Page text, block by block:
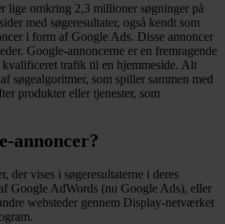
lige omkring 2,3 millioner søgninger på
med søgeresultater, også kendt som
i form af Google Ads. Disse annoncer
Google-annoncerne er en fremragende
kvalificeret trafik til en hjemmeside. Alt
søgealgoritmer, som spiller sammen med
produkter eller tjenester, som
annoncer?
der vises i søgeresultaterne i deres
Google AdWords (nu Google Ads), eller
websteder gennem Display-netværket